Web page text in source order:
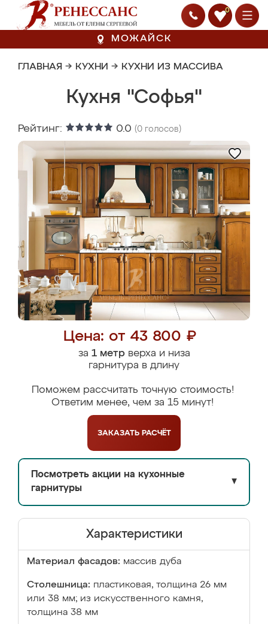
0
МОЖАЙСК
ГЛАВНАЯ → КУХНИ → КУХНИ ИЗ МАССИВА
Кухня "Софья"
Рейтинг: 0.0 (0 голосов)
Цена: от 43 800 ₽
за 1 метрверха и низа
гарнитура в длину
Поможем рассчитать точную стоимость!
Ответим менее, чем за 15 минут!
ЗАКАЗАТЬ РАСЧЁТ
Посмотреть акции на кухонные
гарнитуры
▼
Характеристики
Материал фасадов: массив дуба
Столешница: пластиковая, толщина 26 мм
или 38 мм; из искусственного камня,
толщина 38 мм